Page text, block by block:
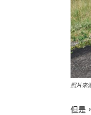
照片來
但是